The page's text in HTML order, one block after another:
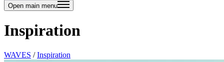
Open main menu
Inspiration
WAVES /Inspiration